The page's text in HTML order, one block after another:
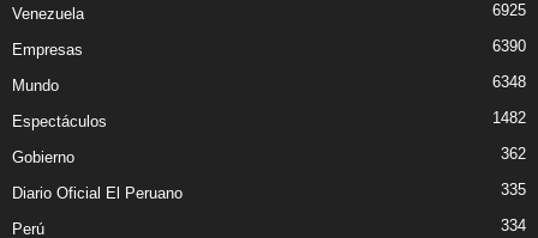
Venezuela 6925
Empresas 6390
Mundo 6348
Espectáculos 1482
Gobierno 362
Diario Oficial El Peruano 335
Perú 334